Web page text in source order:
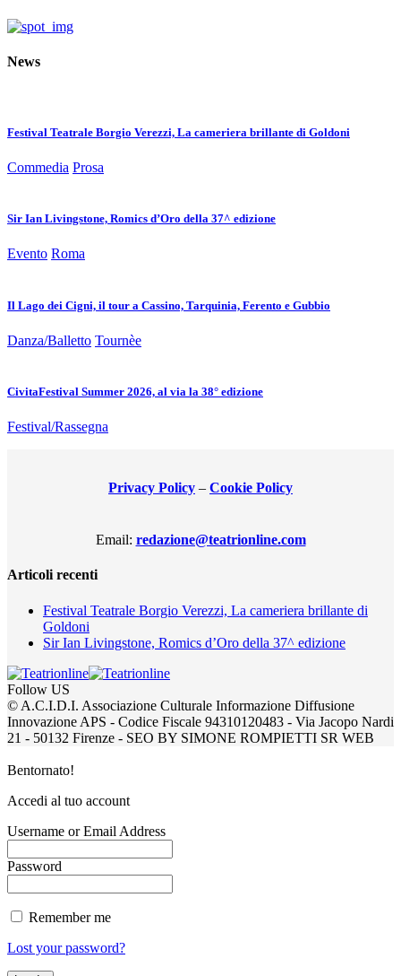
News
Festival Teatrale Borgio Verezzi, La cameriera brillante di Goldoni
Commedia Prosa
Sir Ian Livingstone, Romics d’Oro della 37^ edizione
Evento Roma
Il Lago dei Cigni, il tour a Cassino, Tarquinia, Ferento e Gubbio
Danza/Balletto Tournèe
CivitaFestival Summer 2026, al via la 38° edizione
Festival/Rassegna
Privacy Policy – Cookie Policy
Email: redazione@teatrionline.com
Articoli recenti
Festival Teatrale Borgio Verezzi, La cameriera brillante di
Goldoni
Sir Ian Livingstone, Romics d’Oro della 37^ edizione
Follow US
© A.C.I.D.I. Associazione Culturale Informazione Diffusione
Innovazione APS - Codice Fiscale 94310120483 - Via Jacopo Nardi
21 - 50132 Firenze - SEO BY SIMONE ROMPIETTI SR WEB
Bentornato!
Accedi al tuo account
Username or Email Address
Password
Remember me
Lost your password?